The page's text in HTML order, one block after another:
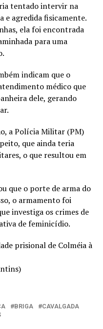
tentado intervir na
e agredida fisicamente.
ela foi encontrada
para uma
indicam que o
médico que
dele, gerando
a Polícia Militar (PM)
que ainda teria
o que resultou em
que o porte de arma do
o armamento foi
investiga os crimes de
de feminicídio.
prisional de Colméia à
BRIGA
CAVALGADA